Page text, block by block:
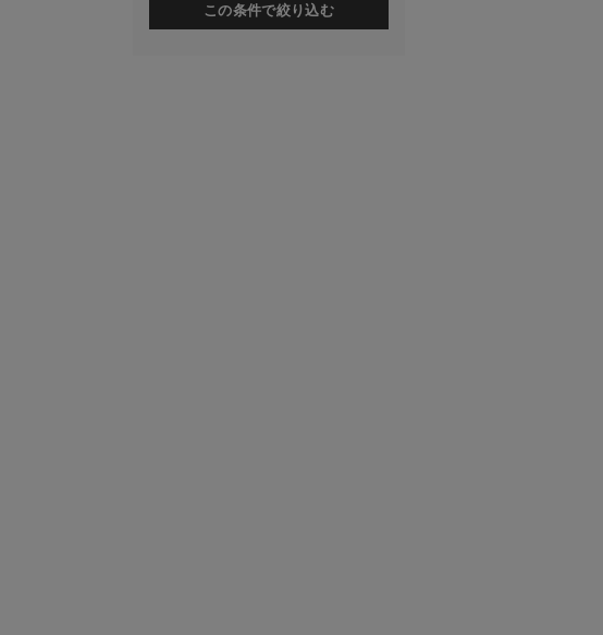
この条件で絞り込む